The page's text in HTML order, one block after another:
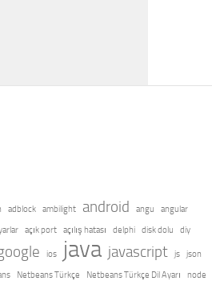
adblock ambilight android angu
angular
açık port açılış hatası delphi disk dolu diy
ios java javascript js
json
Netbeans Türkçe Netbeans Türkçe Dil Ayarı node